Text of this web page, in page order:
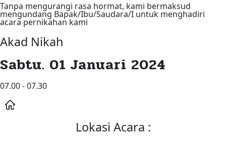
Tanpa mengurangi rasa hormat, kami bermaksud
mengundang Bapak/Ibu/Saudara/I untuk menghadiri
acara pernikahan kami
Akad Nikah
Sabtu. 01 Januari 2024
07.00 - 07.30
Lokasi Acara :